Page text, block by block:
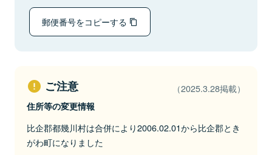
郵便番号をコピーする
ご注意 （2025.3.28掲載）
住所等の変更情報
比企郡都幾川村は合併により2006.02.01から比企郡とき
がわ町になりました